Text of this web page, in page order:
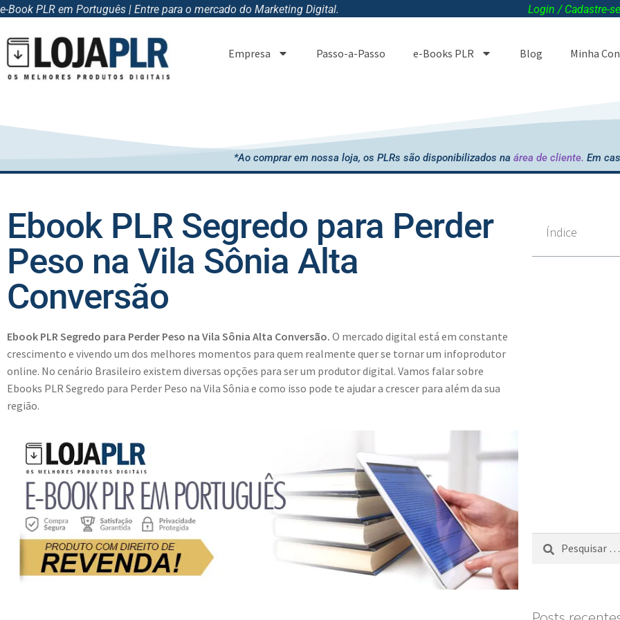
e-Book PLR em Português | Entre para o mercado do Marketing Digital. Login / Cadastre-
Empresa Passo-a-Passo e-Books PLR Blog Minha
*Ao comprar em nossa loja, os PLRs são disponibilizados na área de cliente. Em
Ebook PLR Segredo para Perder
Peso na Vila Sônia Alta
Conversão
Ebook PLR Segredo para Perder Peso na Vila Sônia Alta Conversão. O mercado digital está em constante
crescimento e vivendo um dos melhores momentos para quem realmente quer se tornar um infoprodutor
online. No cenário Brasileiro existem diversas opções para ser um produtor digital. Vamos falar sobre
Ebooks PLR Segredo para Perder Peso na Vila Sônia e como isso pode te ajudar a crescer para além da sua
região.
Índice